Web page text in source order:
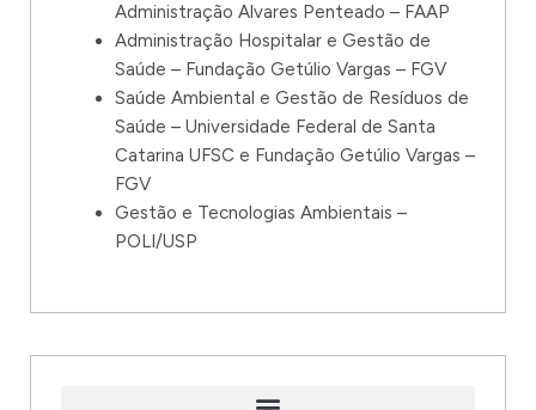
Administração Alvares Penteado – FAAP
Administração Hospitalar e Gestão de
Saúde – Fundação Getúlio Vargas – FGV
Saúde Ambiental e Gestão de Resíduos de
Saúde – Universidade Federal de Santa
Catarina UFSC e Fundação Getúlio Vargas –
FGV
Gestão e Tecnologias Ambientais –
POLI/USP